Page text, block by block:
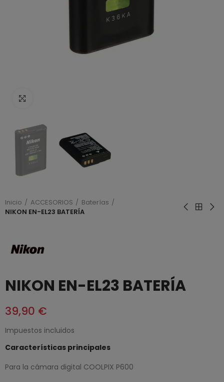
Inicio ACCESORIOS
Baterías
NIKON EN-EL23 BATERÍA
NIKON EN-EL23 BATERÍA
39,90 €
Impuestos incluidos
Características principales
Para la cámara digital COOLPIX P600